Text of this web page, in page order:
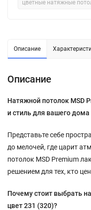
цветные натяжные
Описание
Описание
Натяжной потолок MSD
и стиль для вашего дома
Представьте себе
до мелочей, где царит
потолок MSD Premium
решением для тех, кто
Почему стоит выбрать
цвет 231 (320)?